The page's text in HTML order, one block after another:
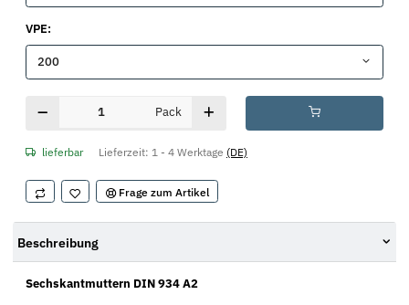
VPE:
200
Pack
lieferbar Lieferzeit: 1 - 4 Werktage (DE)
Frage zum Artikel
Beschreibung
Sechskantmuttern DIN 934 A2